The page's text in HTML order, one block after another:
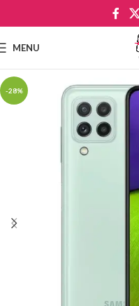
MENU
-28%